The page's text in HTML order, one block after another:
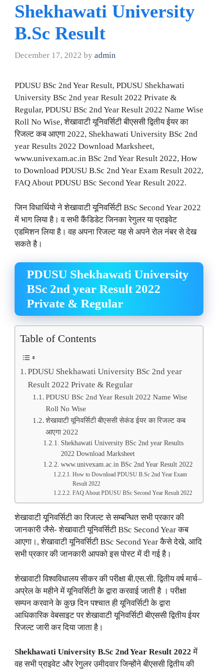
Shekhawati University
B.Sc Result
December 17, 2022 by admin
PDUSU BSc 2nd Year Result, PDUSU Shekhawati
University BSc 2nd year Result 2022 Private &
Regular, PDUSU BSc 2nd Year Result 2022 Name Wise
Roll No Wise, शेखावाटी यूनिवर्सिटी बीएससी द्वितीय ईयर का
रिजल्ट कब आएगा 2022, Shekhawati University BSc 2nd
year Results 2022 Download Marksheet,
www.univexam.ac.in BSc 2nd Year Result 2022, How
to Download PDUSU B.Sc 2nd Year Exam Result 2022,
FAQ About PDUSU BSc Second Year Result 2022.
जिन विधार्थियो ने शेखावाटी यूनिवर्सिटी BSc Second Year 2022
में भाग लिया है। व सभी कैंडिडेट जिनका रेगुलर या प्राइवेट
एडमिशन लिया है। वह अपना रिजल्ट यह से अपने रोल नंबर से देख
सकते है।
PDUSU Shekhawati University
BSc 2nd year Result 2022
Private & Regular
Table of Contents
PDUSU Shekhawati University BSc 2nd year
Result 2022 Private & Regular
PDUSU BSc 2nd Year Result 2022 Name Wise
Roll No Wise
शेखावाटी यूनिवर्सिटी बीएससी सेकंड ईयर का रिजल्ट कब
आएगा 2022
Shekhawati University BSc 2nd year Results
2022 Download Marksheet
www.univexam.ac.in BSc 2nd Year Result 2022
How to Download PDUSU B.Sc 2nd Year Exam
Result 2022
FAQ About PDUSU BSc Second Year Result 2022
शेखावाटी यूनिवर्सिटी का रिजल्ट से सम्बन्धित सभी प्रकार की
जानकारी जैसे- शेखावाटी यूनिवर्सिटी BSc Second Year कब
आएगा।, शेखावाटी यूनिवर्सिटी BSc Second Year कैसे देखे, आदि
सभी प्रकार की जानकारी आपको इस पोस्ट में दी गई है।
शेखावाटी विश्वविधालय सीकर की परीक्षा बी.एस.सी. द्वितीय वर्ष मार्च–
अप्रेल के महीने में यूनिवर्सिटी के द्वारा करवाई जाती है । परीक्षा
सम्पन करवाने के कुछ दिन पश्चात ही यूनिवर्सिटी के द्वारा
आधिकारिक वेबसाइट पर शेखावाटी यूनिवर्सिटी बीएससी द्वितीय ईयर
रिजल्ट जारी कर दिया जाता है।
Shekhawati University B.Sc 2nd Year Result 2022में
वह सभी प्राइवेट और रेगुलर उमीदवार जिन्होंने बीएससी द्वितीय की